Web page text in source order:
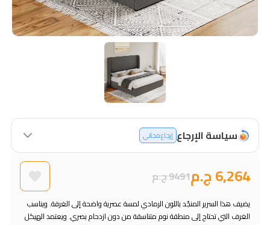
سياسة الإرجاع إرجاع مجاني
6,264 ج.م 9491 ج.م
يضيف هذا السرير المنجّد باللون الرمادي لمسة عصرية واضحة إلى الغرفة. ويناسب
الغرف التي تحتاج إلى منطقة نوم متناسقة من دون ازدحام بصري. ويعتمد الهيكل